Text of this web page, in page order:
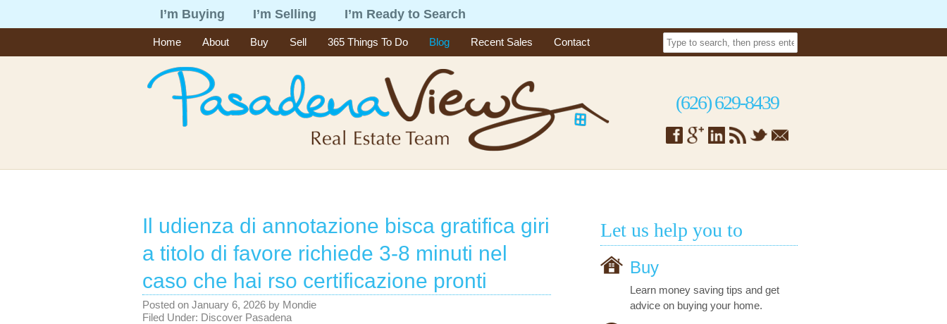
I’m Buying I’m Selling I’m Ready to Search
Home About Buy Sell 365 Things To Do Blog Recent Sales Contact
(626) 629-8439
Il udienza di annotazione bisca gratifica giri
a titolo di favore richiede 3-8 minuti nel
caso che hai rso certificazione pronti
Posted on January 6, 2026 by Mondie
Filed Under: Discover Pasadena
Let us help you to
Buy
Learn money saving tips and get
advice on buying your home.